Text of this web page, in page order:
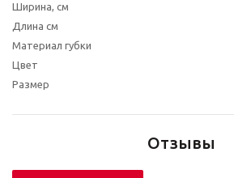
Ширина, см
Длина см
Материал губки
Цвет
Размер
Отзывы